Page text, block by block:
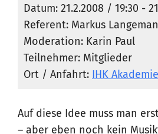
Datum: 21.2.2008 / 19:30 -
Referent: Markus
Moderation: Karin Paul
Teilnehmer: Mitglieder
Ort / Anfahrt:
IHK Akademie
Auf diese Idee muss man
– aber eben noch kein